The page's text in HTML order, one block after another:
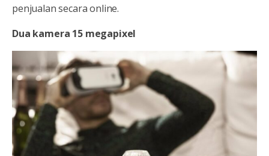
penjualan secara online.
Dua kamera 15 megapixel